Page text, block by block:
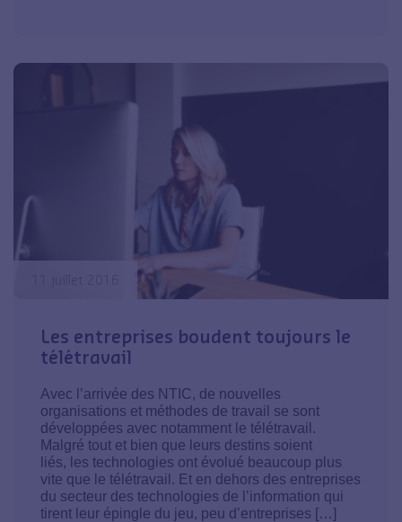
Les entreprises boudent toujours le
télétravail
Avec l’arrivée des NTIC, de nouvelles
organisations et méthodes de travail se sont
développées avec notamment le télétravail.
Malgré tout et bien que leurs destins soient
liés, les technologies ont évolué beaucoup plus
vite que le télétravail. Et en dehors des entreprises
du secteur des technologies de l’information qui
tirent leur épingle du jeu, peu d’entreprises […]